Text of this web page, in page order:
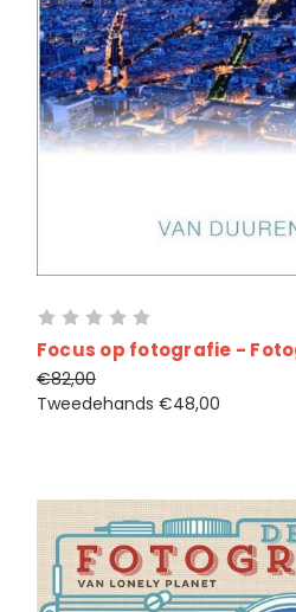
Focus op fotografie -
€82,00
Tweedehands €48,00